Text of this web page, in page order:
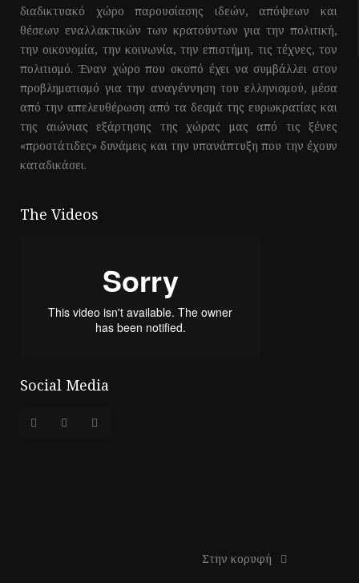
διαδικτυακό χώρο παρουσίασης ιδεών, απόψεων και
θέσεων εναλλακτικών των κρατούντων για την πολιτική,
την οικονομία, την κοινωνία, την επιστήμη, τις τέχνες, τον
πολιτισμό. Έναν χώρο που σκοπό έχει να συμβάλλει στον
προβληματισμό για την αναγέννηση του ελληνισμού, μέσα
από την απελευθέρωση από τα δεσμά της ευρωκρατίας και
της αιώνιας εξάρτησης της χώρας μας από τις ξένες
«προστάτιδες» δυνάμεις και την υπανάπτυξη που την έχουν
καταδικάσει.
The Videos
Social Media
Στην κορυφή